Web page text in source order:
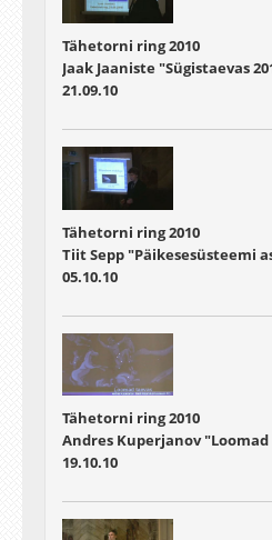
Tähetorni ring 2010
Jaak Jaaniste "Sügistaevas
21.09.10
Tähetorni ring 2010
Tiit Sepp "Päikesesüsteemi
05.10.10
Tähetorni ring 2010
Andres Kuperjanov
19.10.10